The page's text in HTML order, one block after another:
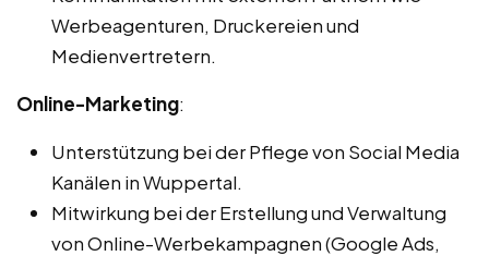
Werbeagenturen, Druckereien und
Medienvertretern.
Online-Marketing:
Unterstützung bei der Pflege von Social Media
Kanälen in Wuppertal.
Mitwirkung bei der Erstellung und Verwaltung
von Online-Werbekampagnen (Google Ads,